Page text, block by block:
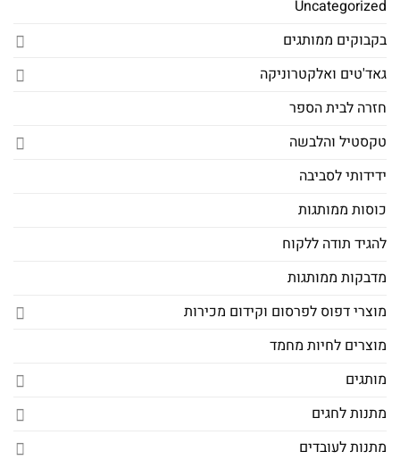
Uncategorized
בקבוקים ממותגים
גאד'טים ואלקטרוניקה
חזרה לבית הספר
טקסטיל והלבשה
ידידותי לסביבה
כוסות ממותגות
להגיד תודה ללקוח
מדבקות ממותגות
מוצרי דפוס לפרסום וקידום מכירות
מוצרים לחיות מחמד
מותגים
מתנות לחגים
מתנות לעובדים